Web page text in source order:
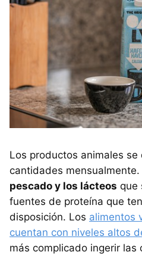
Los productos animales se
cantidades mensualmente.
pescado y los lácteos que
fuentes de proteína que
disposición. Los alimentos
cuentan con niveles altos
más complicado ingerir las